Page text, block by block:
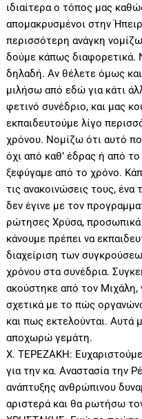
ιδιαίτερα ο τόπος μας
απομακρυσμένοι στην
περισσότερη ανάγκη νομίζω
δούμε κάπως
δηλαδή. Αν θέλετε όμως
μιλήσω από εδώ για κάτι
φετινό συνέδριο, και μας
εκπαιδευτούμε λίγο
χρόνου. Νομίζω ότι αυτό
όχι από καθ’ έδρας ή από
ξεφύγαμε από το χρόνο.
τις ανακοινώσεις τους,
δεν έγινε με τον
ρώτησες Χρύσα,
κάνουμε πρέπει να
διαχείριση των
χρόνου στα συνέδρια.
ακούστηκε από τον Μιχάλη,
σχετικά με το πώς
και πως εκτελούνται. Αυτά
αποχωρώ γεμάτη.
Χ. ΤΕΡΕΖΑΚΗ:
για την κα. Αναστασία την
ανάπτυξης ανθρώπινου
αριστερά και θα ρωτήσω